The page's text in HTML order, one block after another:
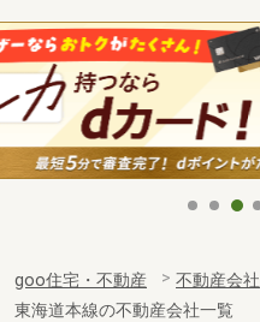
goo住宅・不動産 不動産会社
東海道本線の不動産会社一覧